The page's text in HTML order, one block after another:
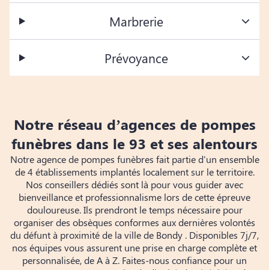
Marbrerie
Prévoyance
Notre réseau d’agences de pompes
funèbres dans le 93 et ses alentours
Notre agence de pompes funèbres fait partie d'un ensemble
de 4 établissements implantés localement sur le territoire.
Nos conseillers dédiés sont là pour vous guider avec
bienveillance et professionnalisme lors de cette épreuve
douloureuse. Ils prendront le temps nécessaire pour
organiser des obsèques conformes aux dernières volontés
du défunt à proximité de la ville de Bondy . Disponibles 7j/7,
nos équipes vous assurent une prise en charge complète et
personnalisée, de A à Z. Faites-nous confiance pour un